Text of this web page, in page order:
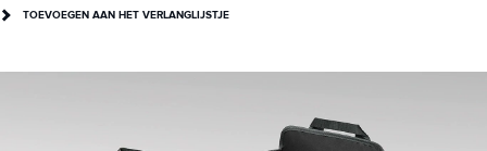
TOEVOEGEN AAN HET VERLANGLIJSTJE